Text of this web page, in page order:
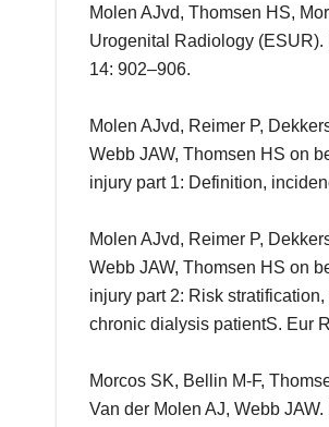
Molen AJvd, Thomsen HS,
Urogenital Radiology
14: 902–906.
Molen AJvd, Reimer P,
Webb JAW, Thomsen HS on
injury part 1: Definition,
Molen AJvd, Reimer P,
Webb JAW, Thomsen HS on
injury part 2: Risk
chronic dialysis patientS. Eur
Morcos SK, Bellin M-F,
Van der Molen AJ, Webb